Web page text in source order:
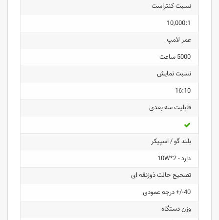
نسبت کنتراست
10,000:1
عمر لامپ
5000 ساعت
نسبت نمایش
16:10
قابلیت سه بعدی
بلند گو / اسپیکر
دارد - 2*10W
تصحیح حالت ذوزنقه ای
40-/+ درجه عمودی
وزن دستگاه